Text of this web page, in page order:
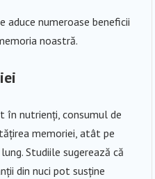
aduce numeroase beneficii
noastră.
în nutrienți, consumul de
memoriei, atât pe
Studiile sugerează că
din nuci pot susține